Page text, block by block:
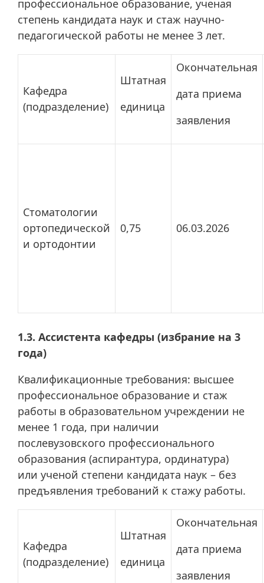
профессиональное образование, ученая
степень кандидата наук и стаж научно-
педагогической работы не менее 3 лет.
Кафедра
(подразделение)
Штатная
единица
Окончательная
дата приема
заявления
Стоматологии
ортопедической
и ортодонтии
0,75 06.03.2026
1.3. Ассистента кафедры (избрание на 3
года)
Квалификационные требования: высшее
профессиональное образование и стаж
работы в образовательном учреждении не
менее 1 года, при наличии
послевузовского профессионального
образования (аспирантура, ординатура)
или ученой степени кандидата наук – без
предъявления требований к стажу работы.
Кафедра
(подразделение)
Штатная
единица
Окончательная
дата приема
заявления